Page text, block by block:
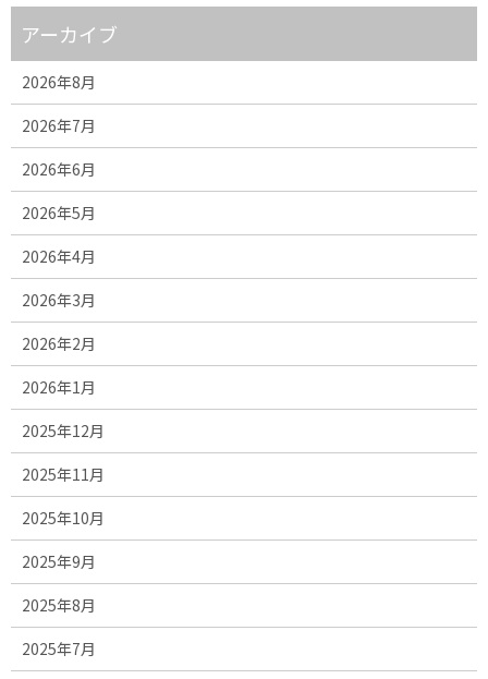
アーカイブ
2026年8月
2026年7月
2026年6月
2026年5月
2026年4月
2026年3月
2026年2月
2026年1月
2025年12月
2025年11月
2025年10月
2025年9月
2025年8月
2025年7月